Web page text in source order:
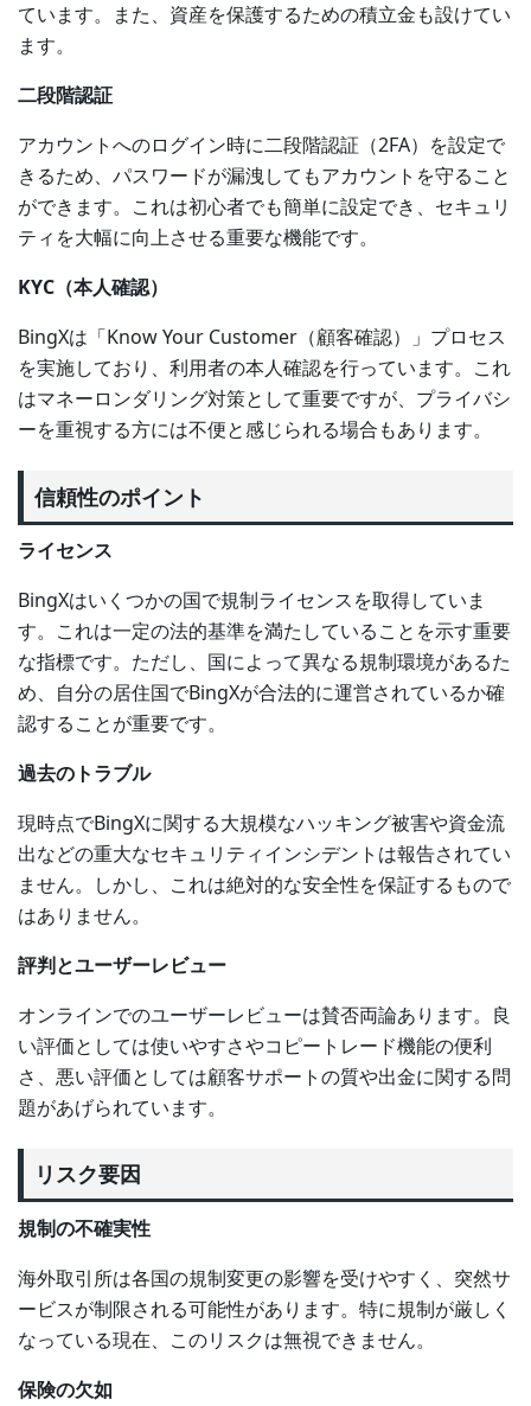
ています。また、資産を保護するための積立金も設けてい
ます。
二段階認証
アカウントへのログイン時に二段階認証（2FA）を設定で
きるため、パスワードが漏洩してもアカウントを守ること
ができます。これは初心者でも簡単に設定でき、セキュリ
ティを大幅に向上させる重要な機能です。
KYC（本人確認）
BingXは「Know Your Customer（顧客確認）」プロセス
を実施しており、利用者の本人確認を行っています。これ
はマネーロンダリング対策として重要ですが、プライバシ
ーを重視する方には不便と感じられる場合もあります。
信頼性のポイント
ライセンス
BingXはいくつかの国で規制ライセンスを取得していま
す。これは一定の法的基準を満たしていることを示す重要
な指標です。ただし、国によって異なる規制環境があるた
め、自分の居住国でBingXが合法的に運営されているか確
認することが重要です。
過去のトラブル
現時点でBingXに関する大規模なハッキング被害や資金流
出などの重大なセキュリティインシデントは報告されてい
ません。しかし、これは絶対的な安全性を保証するもので
はありません。
評判とユーザーレビュー
オンラインでのユーザーレビューは賛否両論あります。良
い評価としては使いやすさやコピートレード機能の便利
さ、悪い評価としては顧客サポートの質や出金に関する問
題があげられています。
リスク要因
規制の不確実性
海外取引所は各国の規制変更の影響を受けやすく、突然サ
ービスが制限される可能性があります。特に規制が厳しく
なっている現在、このリスクは無視できません。
保険の欠如